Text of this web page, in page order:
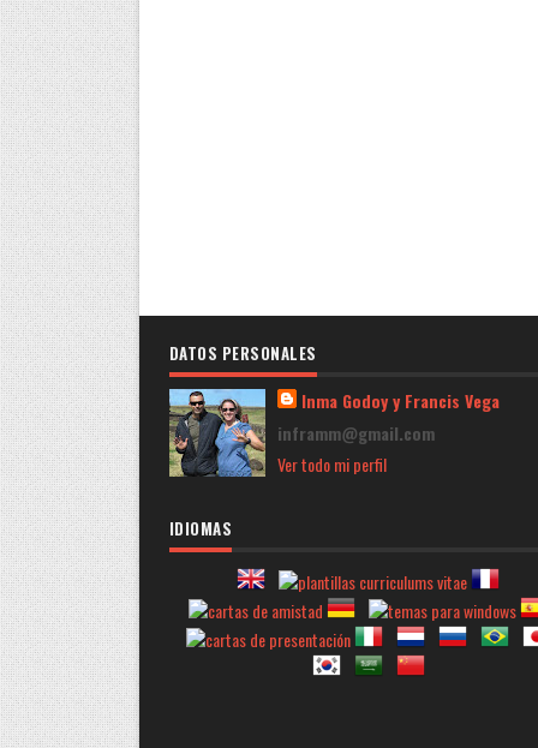
DATOS PERSONALES
Inma Godoy y Francis Vega
inframm@gmail.com
Ver todo mi perfil
IDIOMAS